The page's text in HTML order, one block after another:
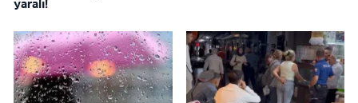
yaralı!